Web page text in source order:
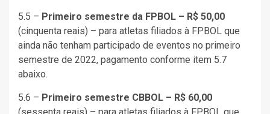
5.5 – Primeiro semestre da FPBOL – R$ 50,00
(cinquenta reais) – para atletas filiados à FPBOL que
ainda não tenham participado de eventos no primeiro
semestre de 2022, pagamento conforme item 5.7
abaixo.
5.6 – Primeiro semestre CBBOL – R$ 60,00